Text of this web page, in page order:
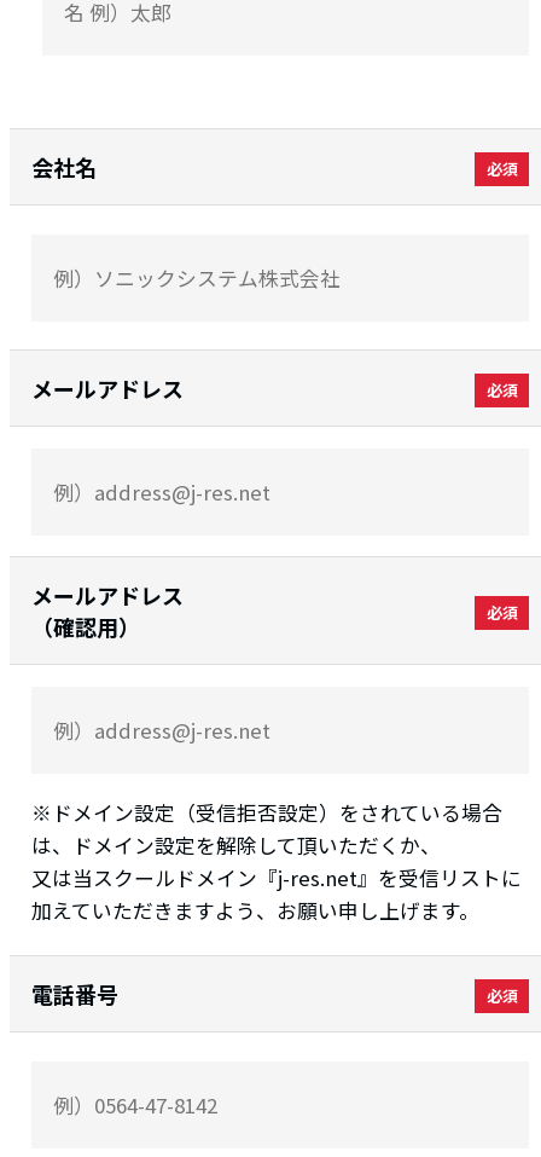
会社名
メールアドレス
メールアドレス
（確認用）
※ドメイン設定（受信拒否設定）をされている場合
は、ドメイン設定を解除して頂いただくか、
又は当スクールドメイン『j-res.net』を受信リストに
加えていただきますよう、お願い申し上げます。
電話番号